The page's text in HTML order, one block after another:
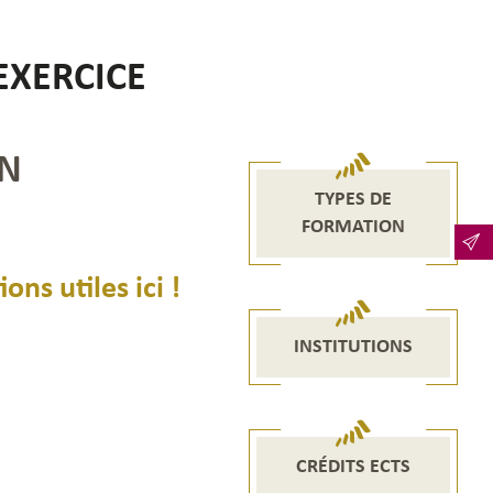
TYPES DE
FORMATION
INSTITUTIONS
CRÉDITS ECTS
utiles ici !